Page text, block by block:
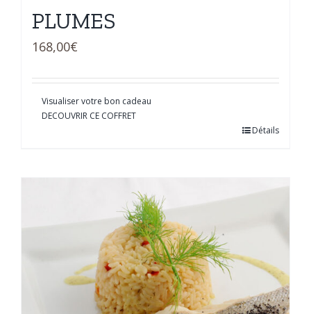
PLUMES
168,00€
Visualiser votre bon cadeau
DECOUVRIR CE COFFRET
Détails